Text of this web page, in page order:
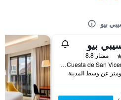
بيو
بيو
ممتاز 8.8
Cuesta de San Vicente, 14, مدريد, أسبانيا